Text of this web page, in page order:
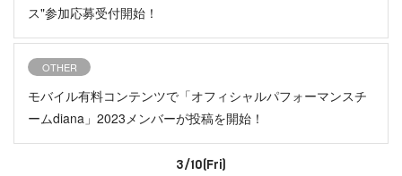
ス"参加応募受付開始！
OTHER
モバイル有料コンテンツで「オフィシャルパフォーマンスチ
ームdiana」2023メンバーが投稿を開始！
3/10(Fri)